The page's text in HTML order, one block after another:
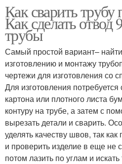
металлической
пружины
Труба без трубогиба
Трубы по
определенному радиусу
Как сварить трубу
Как сделать отвод
трубы
Самый простой вариант–
изготовлению и монтажу
чертежи для изготовления со
Для изготовления
картона или плотного листа
контуру на трубе, а затем с
вырезать детали и сварить.
уделять качеству швов, так
и проверить изделие в еще не
потом лазить по углам и искать